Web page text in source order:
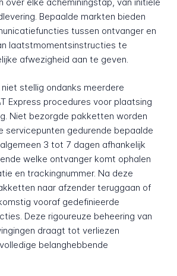
Bepaalde markten bieden
tussen ontvanger en
laatstmomentsinstructies te
afwezigheid aan te geven.
stellig ondanks meerdere
Express procedures voor plaatsing
Niet bezorgde pakketten worden
servicepunten gedurende bepaalde
3 tot 7 dagen afhankelijk
welke ontvanger komt ophalen
en trackingnummer. Na deze
naar afzender teruggaan of
vooraf gedefinieerde
Deze rigoureuze beheering van
draagt tot verliezen
belanghebbende